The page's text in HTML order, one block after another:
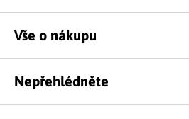
Vše o nákupu
Nepřehlédněte